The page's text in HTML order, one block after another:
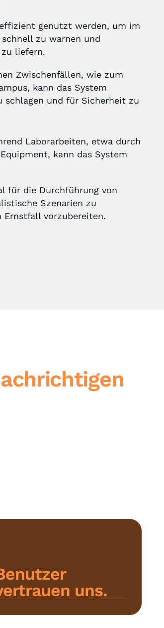
genutzt werden, um im
zu warnen und
liefern.
Zwischenfällen, wie zum
kann das System
und für Sicherheit zu
Laborarbeiten, etwa durch
kann das System
für die Durchführung von
Szenarien zu
Ernstfall vorzubereiten.
uns.